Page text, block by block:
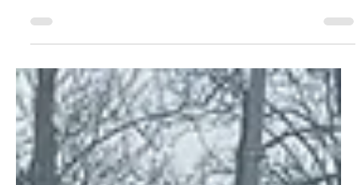
KAPO AG
27. Apr.
1 Min. Lesezeit